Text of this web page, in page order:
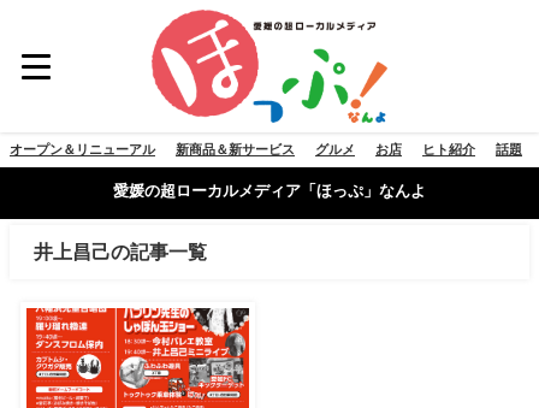
オープン＆リニューアル 新商品＆新サービス グルメ お店 ヒト紹介 話題
愛媛の超ローカルメディア「ほっぷ」なんよ
井上昌己の記事一覧